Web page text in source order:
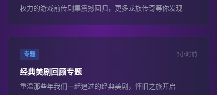
权力的游戏前传剧集震撼回归，更多龙族传奇等你发现
专题 5小时前
经典美剧回顾专题
重温那些年我们一起追过的经典美剧，怀旧之旅开启